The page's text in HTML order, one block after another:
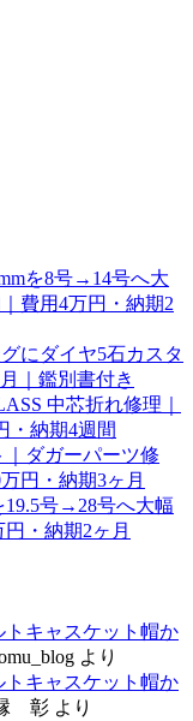
を8号→14号へ大
費用4万円・納期2
にダイヤ5石カスタ
｜鑑別書付き
中芯折れ修理｜
・納期4週間
ダガーパーツ修
円・納期3ヶ月
19.5号→28号へ大幅
・納期2ヶ月
キャスケット帽か
より
キャスケット帽か
彰 より